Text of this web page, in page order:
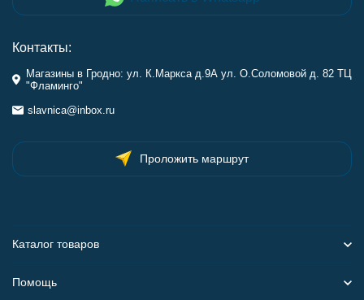
Контакты:
Магазины в Гродно: ул. К.Маркса д.9А ул. О.Соломовой д. 82 ТЦ
"Фламинго"
slavnica@inbox.ru
Проложить маршрут
Каталог товаров
Помощь